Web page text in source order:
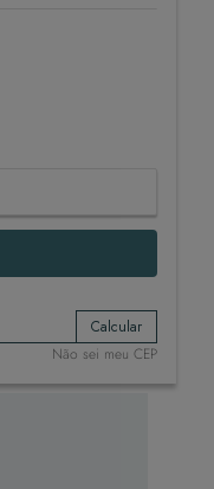
Calcular
Não sei meu CEP